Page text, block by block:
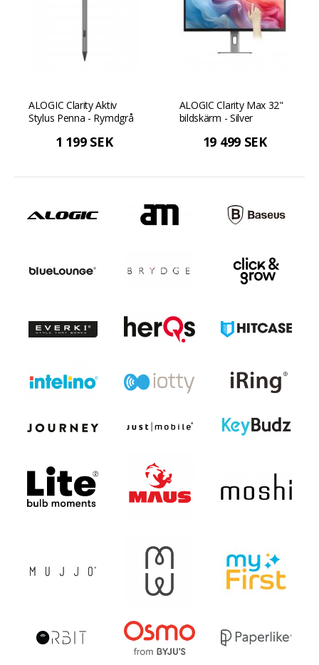
ALOGIC Clarity Aktiv
Stylus Penna - Rymdgrå
1 199 SEK
ALOGIC Clarity Max 32"
bildskärm - Silver
19 499 SEK